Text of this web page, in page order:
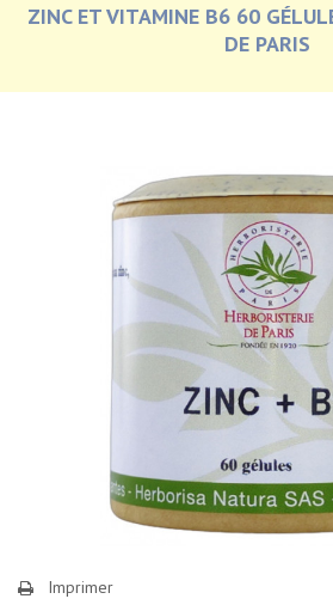
ZINC ET VITAMINE B6 60
DE PARIS
Imprimer